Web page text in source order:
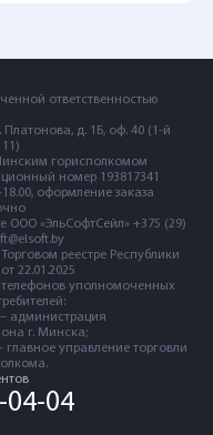
ответственностью
Платонова, д. 1Б, оф. 40 (1-й
горисполкомом
номер 193817341
оформление заказа
ООО «ЭльСофтСейл» +375 (29)
реестре Республики
22.01.2025
уполномоченных
администрация
г. Минска;
главное управление торговли
04-04